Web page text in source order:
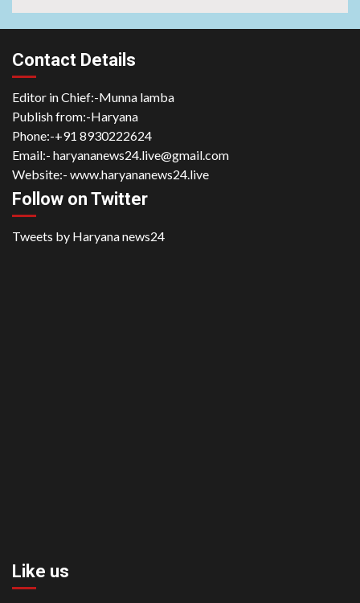
Contact Details
Editor in Chief:-Munna lamba
Publish from:-Haryana
Phone:-+91 8930222624
Email:- haryananews24.live@gmail.com
Website:- www.haryananews24.live
Follow on Twitter
Tweets by Haryana news24
Like us